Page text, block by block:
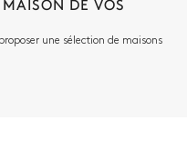
une sélection de maisons